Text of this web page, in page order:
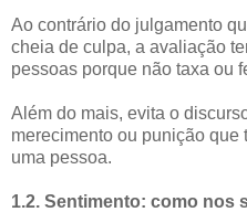
Ao contrário do julgamento
cheia de culpa, a avaliação
pessoas porque não taxa ou
Além do mais, evita o
merecimento ou punição
uma pessoa.
1.2. Sentimento: como nos